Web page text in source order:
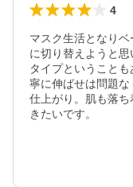
4
マスク生活となり
に切り替えようと
タイプということ
寧に伸ばせは問題
仕上がり。肌も落
きたいです。